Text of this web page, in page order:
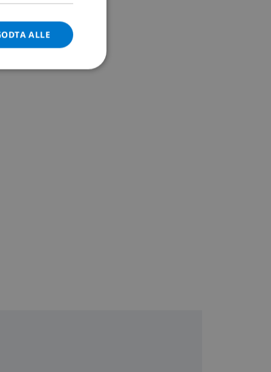
NORWEGIAN
ALLE